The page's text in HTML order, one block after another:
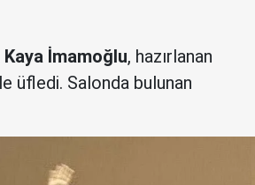
Kaya İmamoğlu, hazırlanan
üfledi. Salonda bulunan